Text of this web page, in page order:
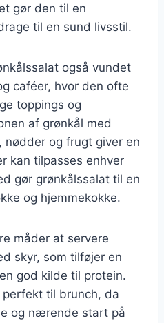
gør den til en
til en sund livsstil.
også vundet
caféer, hvor den ofte
toppings og
af grønkål med
nødder og frugt giver en
kan tilpasses enhver
gør grønkålssalat til en
og hjemmekokke.
måder at servere
skyr, som tilføjer en
god kilde til protein.
til brunch, da
og nærende start på